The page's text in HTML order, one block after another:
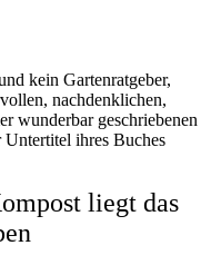
kein Gartenratgeber,
nachdenklichen,
wunderbar geschriebenen
Untertitel ihres Buches
liegt das